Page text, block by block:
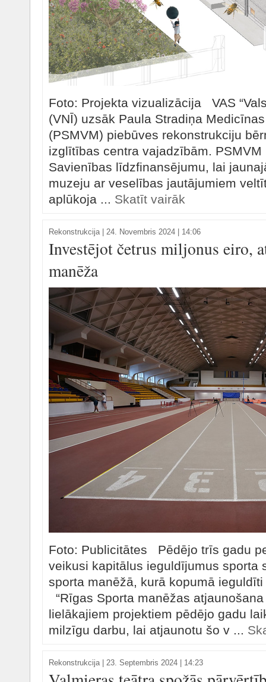
Foto: Projekta vizualizācija VAS
(VNĪ) uzsāk Paula Stradiņa
(PSMVM) piebūves rekonstrukciju
izglītības centra vajadzībām.
Savienības līdzfinansējumu, lai
muzeju ar veselības jautājumiem
aplūkoja ... Skatīt vairāk
Rekonstrukcija| 24. Novembris 2024 | 14:06
Investējot četrus miljonus eiro,
manēža
Foto: Publicitātes Pēdējo trīs gadu
veikusi kapitālus ieguldījumus sporta
sporta manēžā, kurā kopumā
“Rīgas Sporta manēžas
lielākajiem projektiem pēdējo gadu
milzīgu darbu, lai atjaunotu šo v ...
Rekonstrukcija| 23. Septembris 2024 | 14:23